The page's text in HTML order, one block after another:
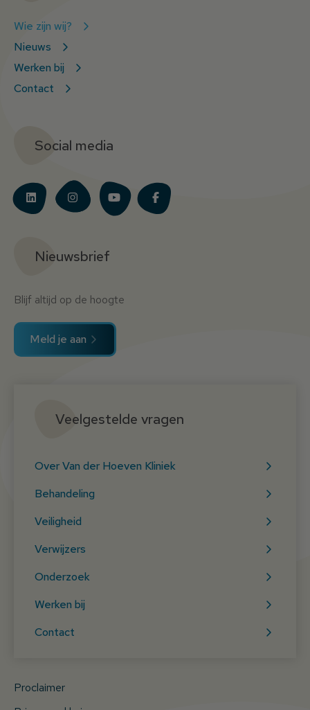
Wie zijn wij?
Nieuws
Werken bij
Contact
Social media
Nieuwsbrief
Blijf altijd op de hoogte
Meld je aan
Veelgestelde vragen
Over Van der Hoeven Kliniek
Behandeling
Veiligheid
Verwijzers
Onderzoek
Werken bij
Contact
Proclaimer